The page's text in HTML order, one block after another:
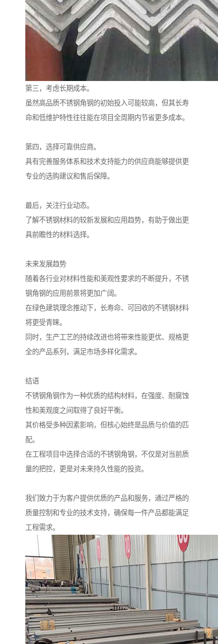
第三，考虑长期成本。
虽然高品质不锈钢角钢的初始投入可能较高，但其长寿
命和低维护特性往往能在项目全周期内节省更多成本。
第四，选择可靠供应商。
具有完善服务体系和技术支持能力的供应商能够提供更
专业的选购建议和售后保障。
最后，关注行业动态。
了解不锈钢材料的较新发展和应用趋势，有助于做出更
具前瞻性的材料选择。
未来发展趋势
随着各行业对材料性能和美观性要求的不断提升，不锈
钢角钢的应用前景将更加广阔。
在绿色建筑理念推动下，长寿命、可回收的不锈钢材料
将更受青睐。
同时，生产工艺的持续改进也将带来性能更优、规格更
全的产品系列，满足市场多样化需求。
结语
不锈钢角钢作为一种优质的结构材料，在强度、耐腐蚀
性和美观度之间取得了良好平衡。
其价格受多种因素影响，但核心始终是品质与价值的匹
配。
在工程项目中选择合适的不锈钢角钢，不仅是对当前质
量的把控，更是对未来持久性能的投资。
我们致力于为客户提供优质的产品和服务，通过严格的
质量控制和专业的技术支持，确保每一件产品都能满足
工程需求。